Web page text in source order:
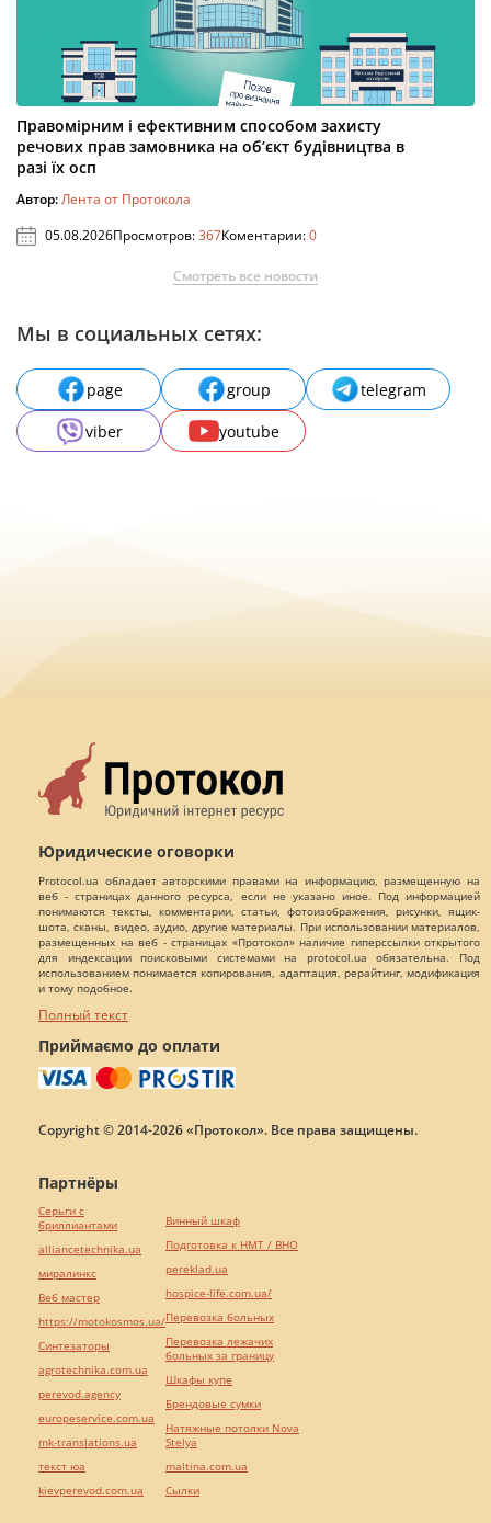
Правомірним і ефективним способом захисту
речових прав замовника на об’єкт будівництва в
разі їх осп
Автор:Лента от Протокола
05.08.2026Просмотров:367Коментарии:0
Смотреть все новости
Мы в социальных сетях:
page group
telegram
viber
youtube
Юридические оговорки
Protocol.ua обладает авторскими правами на информацию, размещенную на
веб - страницах данного ресурса, если не указано иное. Под информацией
понимаются тексты, комментарии, статьи, фотоизображения, рисунки, ящик-
шота, сканы, видео, аудио, другие материалы. При использовании материалов,
размещенных на веб - страницах «Протокол» наличие гиперссылки открытого
для индексации поисковыми системами на protocol.ua обязательна. Под
использованием понимается копирования, адаптация, рерайтинг, модификация
и тому подобное.
Полный текст
Приймаємо до оплати
Copyright © 2014-2026 «Протокол». Все права защищены.
Партнёры
Серьги с
бриллиантами
alliancetechnika.ua
миралинкс
Веб мастер
https://motokosmos.ua/
Синтезаторы
agrotechnika.com.ua
perevod.agency
europeservice.com.ua
mk-translations.ua
текст юа
kievperevod.com.ua
Винный шкаф
Подготовка к НМТ / ВНО
pereklad.ua
hospice-life.com.ua/
Перевозка больных
Перевозка лежачих
больных за границу
Шкафы купе
Брендовые сумки
Натяжные потолки Nova
Stelya
maltina.com.ua
Cылки